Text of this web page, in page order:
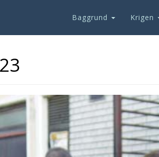
Baggrund Krigen